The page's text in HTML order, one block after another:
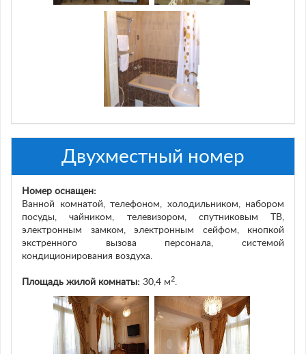
Двухместный номер
Номер оснащен:
Ванной комнатой, телефоном, холодильником, набором
посуды, чайником, телевизором, спутниковым ТВ,
электронным замком, электронным сейфом, кнопкой
экстренного вызова персонала, системой
кондиционирования воздуха.
Площадь жилой комнаты: 30,4 м2.